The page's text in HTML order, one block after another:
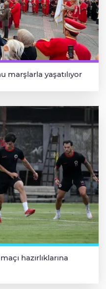
marşlarla yaşatılıyor
hazırlıklarına